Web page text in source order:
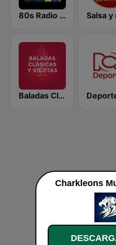
80s Radio Colombia
Baladas Clásicas y Viejitas Radio
Charkleons